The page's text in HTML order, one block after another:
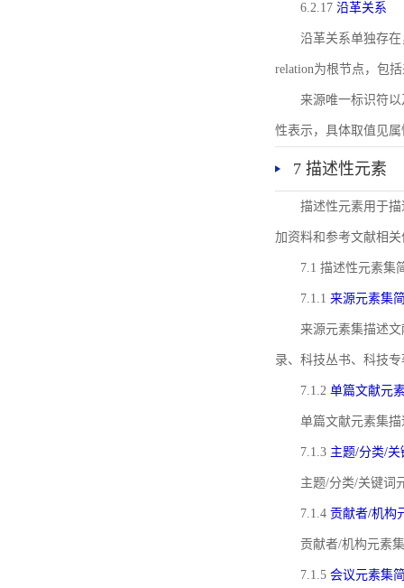
6.2.17 沿革关系
沿革关系单独存
relation为根节点，包
来源唯一标识符以
性表示，具体取值见属
7 描述性元素
描述性元素用于
加资料和参考文献相
7.1 描述性元素集
7.1.1 来源元素集
来源元素集描述
录、科技丛书、科技
7.1.2 单篇文献元
单篇文献元素集
7.1.3 主题/分类/
主题/分类/关键词
7.1.4 贡献者/机构
贡献者/机构元素
7.1.5 会议元素集